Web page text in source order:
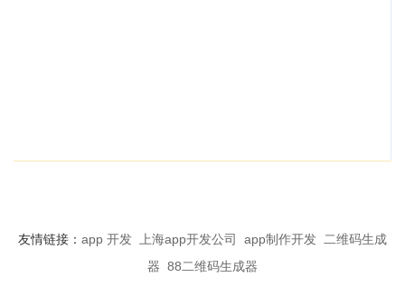
友情链接： app 开发 上海app开发公司 app制作开发
二维码生成
器 88二维码生成器